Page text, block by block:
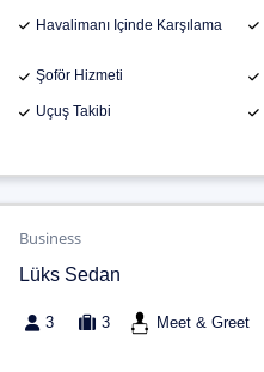
Havalimanı Içinde Karşılama
Şoför Hizmeti
Uçuş Takibi
Business
Lüks Sedan
3 3 Meet & Greet